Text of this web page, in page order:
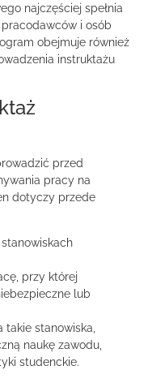
najczęściej spełnia
i osób
obejmuje również
instruktażu
przed
pracy na
dotyczy przede
przy której
lub
takie stanowiska,
naukę zawodu,
studenckie.